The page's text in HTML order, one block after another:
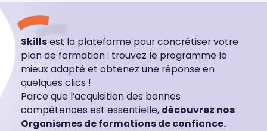
Skillsest la plateforme pour concrétiser votre
plan de formation : trouvez le programme le
mieux adapté et obtenez une réponse en
quelques clics !
Parce que l’acquisition des bonnes
compétences est essentielle, découvrez nos
Organismes de formations de confiance.